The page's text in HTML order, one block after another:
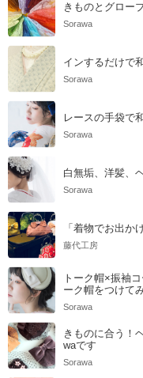
きものとグロー
Sorawa
インするだけで
Sorawa
レースの手袋で
Sorawa
白無垢、洋髪、
Sorawa
「着物でお出か
藤代工房
トーク帽×振袖
ーク帽をつけて
Sorawa
きものに合う！
waです
Sorawa